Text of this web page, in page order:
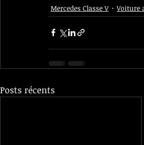
Mercedes Classe V Voiture
Posts récents